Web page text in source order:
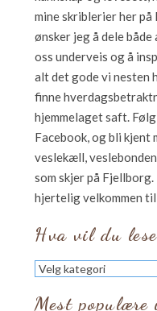
mine skriblerier her
ønsker jeg å dele
oss underveis og å
alt det gode vi nesten
finne
hjemmelaget saft.
Facebook, og bli kjent
veslekæll,
som skjer på Fjellborg.
hjertelig velkommen
Hva vil du
Hva
vil
du
Mest populære